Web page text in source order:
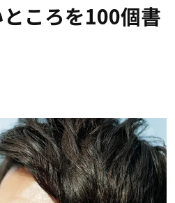
ころを100個書